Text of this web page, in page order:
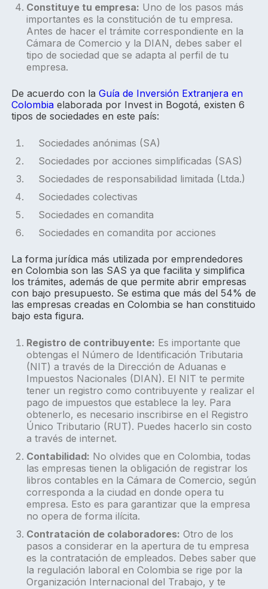
Constituye tu empresa: Uno de los pasos más
importantes es la constitución de tu empresa.
Antes de hacer el trámite correspondiente en la
Cámara de Comercio y la DIAN, debes saber el
tipo de sociedad que se adapta al perfil de tu
empresa.
De acuerdo con la Guía de Inversión Extranjera en
Colombiaelaborada por Invest in Bogotá, existen 6
tipos de sociedades en este país:
Sociedades anónimas (SA)
Sociedades por acciones simplificadas (SAS)
Sociedades de responsabilidad limitada (Ltda.)
Sociedades colectivas
Sociedades en comandita
Sociedades en comandita por acciones
La forma jurídica más utilizada por emprendedores
en Colombia son las SAS ya que facilita y simplifica
los trámites, además de que permite abrir empresas
con bajo presupuesto. Se estima que más del 54% de
las empresas creadas en Colombia se han constituido
bajo esta figura.
Registro de contribuyente: Es importante que
obtengas el Número de Identificación Tributaria
(NIT) a través de la Dirección de Aduanas e
Impuestos Nacionales (DIAN). El NIT te permite
tener un registro como contribuyente y realizar el
pago de impuestos que establece la ley. Para
obtenerlo, es necesario inscribirse en el Registro
Único Tributario (RUT). Puedes hacerlo sin costo
a través de internet.
Contabilidad: No olvides que en Colombia, todas
las empresas tienen la obligación de registrar los
libros contables en la Cámara de Comercio, según
corresponda a la ciudad en donde opera tu
empresa. Esto es para garantizar que la empresa
no opera de forma ilícita.
Contratación de colaboradores: Otro de los
pasos a considerar en la apertura de tu empresa
es la contratación de empleados. Debes saber que
la regulación laboral en Colombia se rige por la
Organización Internacional del Trabajo, y te